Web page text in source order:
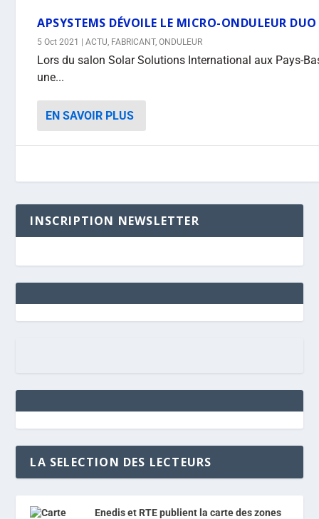
APSYSTEMS DÉVOILE LE MICRO-ONDULEUR
5 Oct 2021 |ACTU, FABRICANT,ONDULEUR
Lors du salon Solar Solutions International aux Pays-
une...
EN SAVOIR PLUS
INSCRIPTION NEWSLETTER
LA SELECTION DES LECTEURS
Enedis et RTE publient la carte des zones